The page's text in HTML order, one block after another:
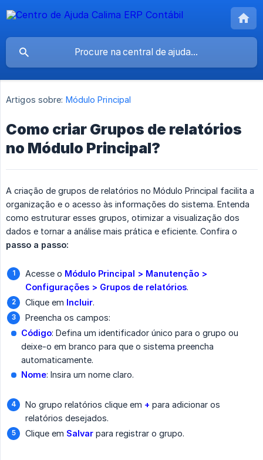
Artigos sobre: Módulo Principal
Como criar Grupos de relatórios
no Módulo Principal?
A criação de grupos de relatórios no Módulo Principal facilita a
organização e o acesso às informações do sistema. Entenda
como estruturar esses grupos, otimizar a visualização dos
dados e tornar a análise mais prática e eficiente. Confira o
passo a passo:
Acesse o Módulo Principal > Manutenção >
Configurações > Grupos de relatórios.
Clique em Incluir.
Preencha os campos:
Código: Defina um identificador único para o grupo ou
deixe-o em branco para que o sistema preencha
automaticamente.
Nome: Insira um nome claro.
No grupo relatórios clique em + para adicionar os
relatórios desejados.
Clique em Salvar para registrar o grupo.